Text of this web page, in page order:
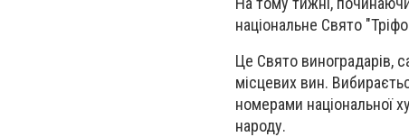
національне Свято
Це Свято виноградарів,
місцевих вин.
номерами національної
народу.